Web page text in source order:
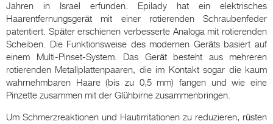
Jahren in Israel erfunden. Epilady hat ein elektrisches
Haarentfernungsgerät mit einer rotierenden Schraubenfeder
patentiert. Später erschienen verbesserte Analoga mit rotierenden
Scheiben. Die Funktionsweise des modernen Geräts basiert auf
einem Multi-Pinset-System. Das Gerät besteht aus mehreren
rotierenden Metallplattenpaaren, die im Kontakt sogar die kaum
wahrnehmbaren Haare (bis zu 0,5 mm) fangen und wie eine
Pinzette zusammen mit der Glühbirne zusammenbringen.
Um Schmerzreaktionen und Hautirritationen zu reduzieren, rüsten